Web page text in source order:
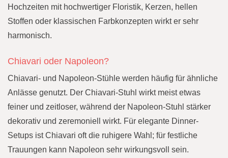
Hochzeiten mit hochwertiger Floristik, Kerzen, hellen
Stoffen oder klassischen Farbkonzepten wirkt er sehr
harmonisch.
Chiavari oder Napoleon?
Chiavari- und Napoleon-Stühle werden häufig für ähnliche
Anlässe genutzt. Der Chiavari-Stuhl wirkt meist etwas
feiner und zeitloser, während der Napoleon-Stuhl stärker
dekorativ und zeremoniell wirkt. Für elegante Dinner-
Setups ist Chiavari oft die ruhigere Wahl; für festliche
Trauungen kann Napoleon sehr wirkungsvoll sein.